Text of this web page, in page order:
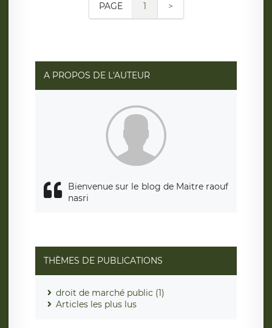
PAGE 1 >
A PROPOS DE L'AUTEUR
Bienvenue sur le blog de Maitre raouf
nasri
THÈMES DE PUBLICATIONS
droit de marché public (1)
Articles les plus lus